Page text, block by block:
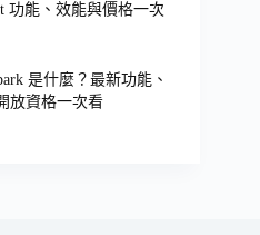
功能、效能與價格一次
是什麼？最新功能、
放資格一次看